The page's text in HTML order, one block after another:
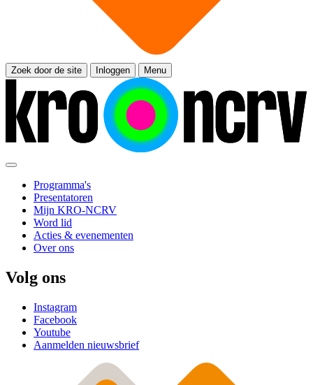
Zoek door de site Inloggen Menu
Programma's
Presentatoren
Mijn KRO-NCRV
Word lid
Acties & evenementen
Over ons
Volg ons
Instagram
Facebook
Youtube
Aanmelden nieuwsbrief